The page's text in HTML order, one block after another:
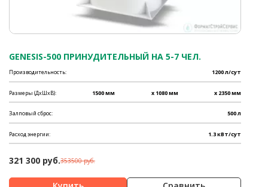
GENESIS-500 ПРИНУДИТЕЛЬНЫЙ НА 5-7 ЧЕЛ.
Производительность: 1200 л/сут
Размеры (ДхШхВ): 1500 мм x 1080 мм x 2350 мм
Залповый сброс: 500 л
Расход энергии: 1.3 кВт/сут
321 300 руб.353500 руб.